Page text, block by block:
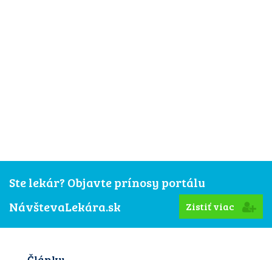
Ste lekár? Objavte prínosy portálu
NávštevaLekára.sk
Zistiť viac